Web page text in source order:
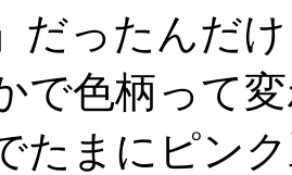
だったんだ
で色柄って
たまにピン